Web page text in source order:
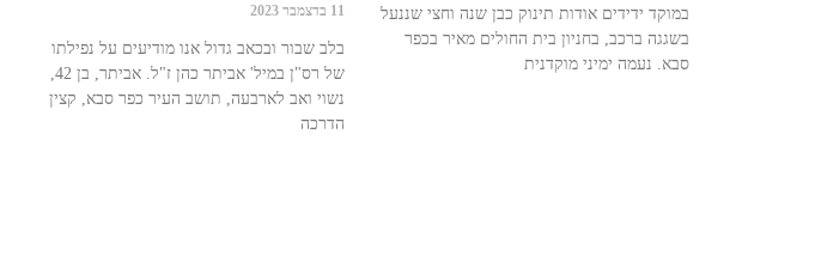
במוקד ידידים אודות תינוק כבן שנה וחצי שננעל
בשגגה ברכב, בחניון בית החולים מאיר בכפר
סבא. נעמה ימיני מוקדנית
11 בדצמבר 2023
בלב שבור ובכאב גדול אנו מודיעים על נפילתו
נשוי ואב לארבעה, תושב העיר כפר סבא, קצין
הדרכה